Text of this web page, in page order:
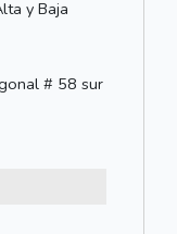
y Baja
# 58 sur